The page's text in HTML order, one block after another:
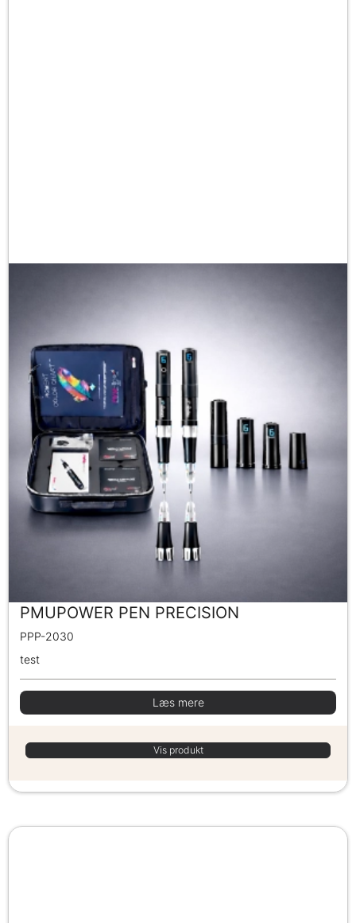
PMUPOWER PEN PRECISION
PPP-2030
test
Læs mere
Vis produkt